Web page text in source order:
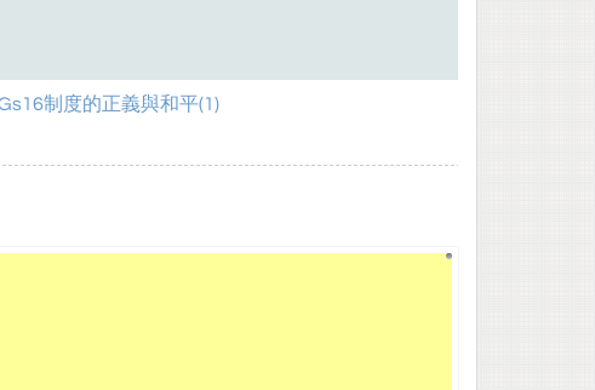
制度的正義與和平(1)